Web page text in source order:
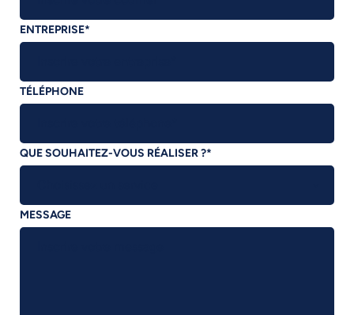
ENTREPRISE*
TÉLÉPHONE
QUE SOUHAITEZ-VOUS RÉALISER ?*
MESSAGE